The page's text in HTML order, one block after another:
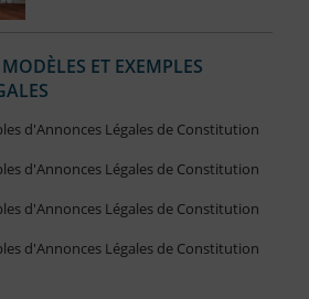
ET EXEMPLES
d'Annonces Légales de Constitution
d'Annonces Légales de Constitution
d'Annonces Légales de Constitution
d'Annonces Légales de Constitution